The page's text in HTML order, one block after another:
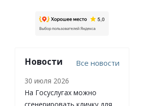
Новости Все новости
30 июля 2026
На Госуслугах можно
сгенерировать кличку для